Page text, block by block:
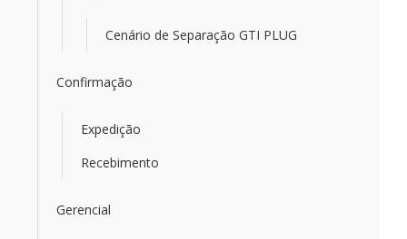
Cenário de Separação GTI PLUG
Confirmação
Expedição
Recebimento
Gerencial